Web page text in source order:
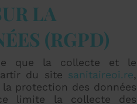
LA
(RGPD)
ce que la collecte et le
du site sanitaireoi.re,
protection des données
limite la collecte des